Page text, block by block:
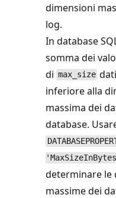
dimensioni
log.
In database
somma dei
di max_size
inferiore alla
massima dei
database.
determinare le
massime dei